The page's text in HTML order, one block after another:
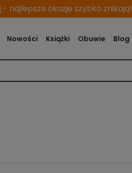
- najlepsze okazje szybko znikają!
Nowości Książki Obuwie Blog